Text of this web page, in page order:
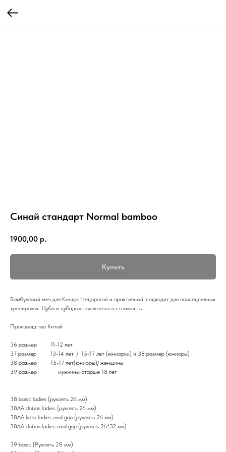
Синай стандарт Normal bamboo
1900,00 р.
Купить
Бамбуковый меч для Кендо. Недорогой и практичный, подходит для повседневных
тренировок. Цуба и цубадомэ включены в стоимость.
Производство Китай
36 размер 11-12 лет
37 размер 13-14 лет / 15-17 лет (юниорки) и 38 размер (юниоры)
38 размер 15-17 лет(юниоры)/ женщины
39 размер мужчины старше 18 лет
38 basic ladies (рукоять 26 мм)
38АА dobari ladies (рукоять 26 мм)
38АА koto ladies oval grip (рукоять 26 мм)
38АА dobari ladies oval grip (рукоять 26*32 мм)
39 basic (Рукоять 28 мм)